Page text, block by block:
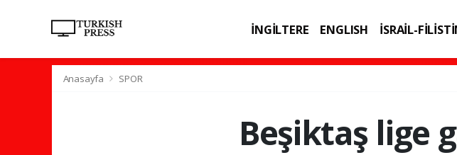
İNGİLTERE ENGLISH İSRAİL-
Anasayfa SPOR
Beşiktaş lige